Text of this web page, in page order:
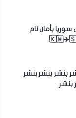
بأمان تام
بنشر بنشر بنشر
بنشر